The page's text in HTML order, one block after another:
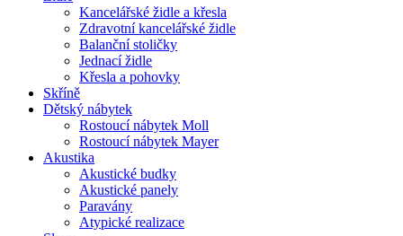
Kancelářské židle a křesla
Zdravotní kancelářské židle
Balanční stoličky
Jednací židle
Křesla a pohovky
Skříně
Dětský nábytek
Rostoucí nábytek Moll
Rostoucí nábytek Mayer
Akustika
Akustické budky
Akustické panely
Paravány
Atypické realizace